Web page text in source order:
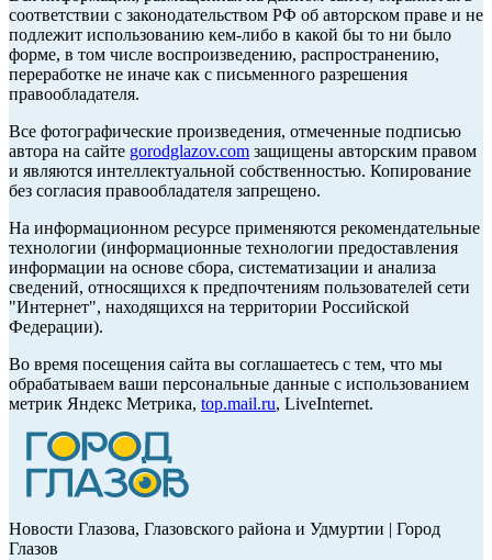
соответствии с законодательством РФ об авторском праве и не
подлежит использованию кем-либо в какой бы то ни было
форме, в том числе воспроизведению, распространению,
переработке не иначе как с письменного разрешения
правообладателя.
Все фотографические произведения, отмеченные подписью
автора на сайте gorodglazov.com защищены авторским правом
и являются интеллектуальной собственностью. Копирование
без согласия правообладателя запрещено.
На информационном ресурсе применяются рекомендательные
технологии (информационные технологии предоставления
информации на основе сбора, систематизации и анализа
сведений, относящихся к предпочтениям пользователей сети
"Интернет", находящихся на территории Российской
Федерации).
Во время посещения сайта вы соглашаетесь с тем, что мы
обрабатываем ваши персональные данные с использованием
метрик Яндекс Метрика, top.mail.ru, LiveInternet.
Новости Глазова, Глазовского района и Удмуртии | Город
Глазов